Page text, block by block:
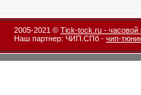
2005-2021 © Tick-tock.ru - часовой
Наш партнер: ЧИП.СПб - чип-